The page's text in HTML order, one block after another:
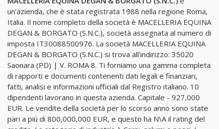
un'azienda, che è stata registrata 1988 nella regione Roma,
Italia. Il nome completo della società è MACELLERIA EQUINA
DEGAN & BORGATO (S.N.C.), società assegnata al numero di
imposta IT30088500976. La società MACELLERIA EQUINA
DEGAN & BORGATO (S.N.C.) si trova all'indirizzo: 35020
Saonara (PD) | V. ROMA 8. Ti forniamo una gamma completa
di rapporti e documenti contenenti dati legali e finanziari,
fatti, analisi e informazioni ufficiali dal Registro italiano. 10
dipendenti lavorano in questa azienda. Capitale - 927,000
EUR. Le vendite della società per lo scorso anno sono state
pari a più di 800,000,000 EUR, e questo ha N\A il rating del